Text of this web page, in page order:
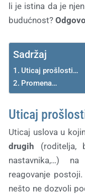
li je istina da je
budućnost?
Sadržaj
Uticaj prošlosti…
Promena…
Uticaj
Uticaj uslova u
drugih (roditelja,
nastavnika,…)
reagovanje
nešto ne dozvoli